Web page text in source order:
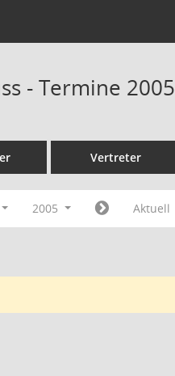
- Termine 2005
Vertreter
2005 Aktuell